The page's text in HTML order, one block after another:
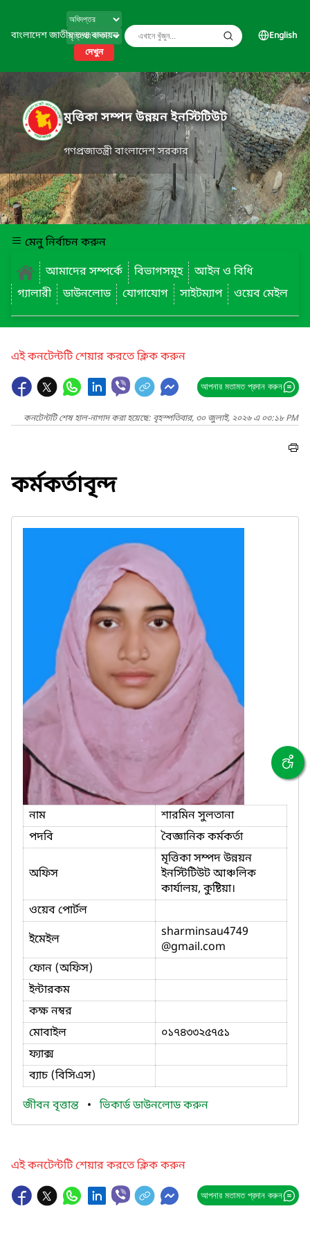
বাংলাদেশ জাতীয় তথ্য বাতায়ন
দেখুন
English
মৃত্তিকা সম্পদ উন্নয়ন ইনস্টিটিউট
গণপ্রজাতন্ত্রী বাংলাদেশ সরকার
মেনু নির্বাচন করুন
আমাদের সম্পর্কে
বিভাগসমূহ
আইন ও বিধি
গ্যালারী
ডাউনলোড যোগাযোগ সাইটম্যাপ ওয়েব মেইল
এই কনটেন্টটি শেয়ার করতে ক্লিক করুন
আপনার মতামত প্রদান করুন
কনটেন্টটি শেষ হাল-নাগাদ করা হয়েছে: বৃহস্পতিবার, ৩০ জুলাই, ২০২৬ এ ০৩:১৮ PM
কর্মকর্তাবৃন্দ
নাম
শারমিন সুলতানা
পদবি
বৈজ্ঞানিক কর্মকর্তা
অফিস
মৃত্তিকা সম্পদ উন্নয়ন
ইনস্টিটিউট আঞ্চলিক
কার্যালয়, কুষ্টিয়া।
ওয়েব পোর্টল
ইমেইল
sharminsau4749
@gmail.com
ফোন (অফিস)
ইন্টারকম
কক্ষ নম্বর
মোবাইল
০১৭৪৩৩২৫৭৫১
ফ্যাক্স
ব্যাচ (বিসিএস)
জীবন বৃত্তান্ত • ভিকার্ড ডাউনলোড করুন
এই কনটেন্টটি শেয়ার করতে ক্লিক করুন
আপনার মতামত প্রদান করুন